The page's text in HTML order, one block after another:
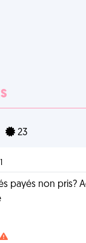
23
payés non pris?